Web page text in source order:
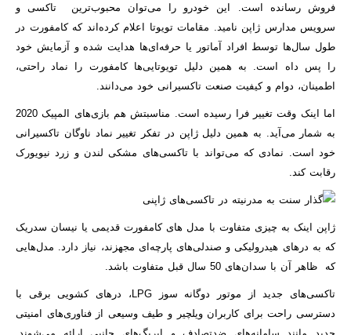
فروش رسانده است. این خودرو را می‌توان محبوب‌ترین تاکسی و
سرویس مدارس ژاپن نامید. مقامات تویوتا اعلام کرده‌اند که کامفورت در
طول سال‌ها توسط افراد آماتور یا حرفه‌ای‌ها هدایت شده و آزمایش خود
را پس داه است. به همین دلیل تویوتایی‌ها کامفورت را نماد راحتی،
اطمینان، دوام و کیفیت صنعت تاکسیرانی خود می‌دانند.
اما اینک وقت تغییر فرا رسیده است. مناسبتش هم بازی‌های المپیک 2020
به شمار می‌آید. به همین دلیل ژاپن در تفکر تغییر نماد ناوگان تاکسیرانی
خود است. نمادی که می‌تواند با تاکسی‌های مشکی لندن و زرد نیویورک
رقابت کند.
ژاپن اینک به چیزی متفاوت با مدل های کامفورت قدیمی یا نیسان سدریک
که به درهای هیدرولیکی و صندلی‌های پارچه‌ای مجهزند، نیاز دارد. مدل‌هایی
که ظاهر آن با سدان‌های 50 سال قبل متفاوت باشد.
تاکسی‌های جدید از موتور دوگانه سوز LPG، درهای کشویی برقی با
دسترسی راحت برای کاربران ویلچیر و طیف وسیعی از فناوری‌های امنیتی